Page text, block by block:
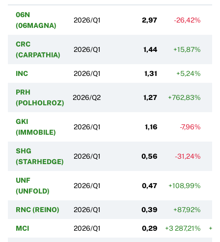
06N
(06MAGNA)
2026/Q1 2,97 -26,42%
CRC
(CARPATHIA)
2026/Q1 1,44 +15,87%
INC 2026/Q1 1,31 +5,24%
PRH
(POLHOLROZ)
2026/Q2 1,27 +762,83%
GKI
(IMMOBILE)
2026/Q1 1,16 -7,96%
SHG
(STARHEDGE)
2026/Q1 0,56 -31,24%
UNF
(UNFOLD)
2026/Q1 0,47 +108,99%
RNC (REINO) 2026/Q1 0,39 +87,92%
MCI 2026/Q1 0,29 +3 287,21% +2